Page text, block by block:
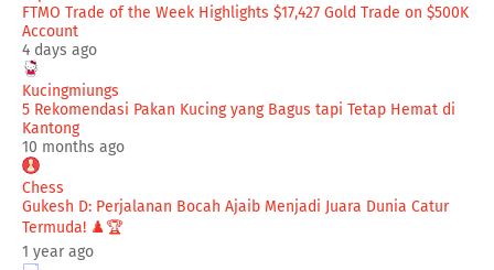
FTMO Trade of the Week Highlights $17,427 Gold Trade on $500K
Account
4 days ago
Kucingmiungs
5 Rekomendasi Pakan Kucing yang Bagus tapi Tetap Hemat di
Kantong
10 months ago
Chess
Gukesh D: Perjalanan Bocah Ajaib Menjadi Juara Dunia Catur
Termuda! ♟️🏆
1 year ago